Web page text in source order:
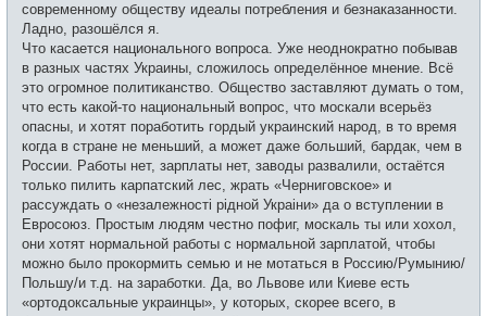
современному обществу идеалы потребления и безнаказанности.
Ладно, разошёлся я.
Что касается национального вопроса. Уже неоднократно побывав
в разных частях Украины, сложилось определённое мнение. Всё
это огромное политиканство. Общество заставляют думать о том,
что есть какой-то национальный вопрос, что москали всерьёз
опасны, и хотят поработить гордый украинский народ, в то время
когда в стране не меньший, а может даже больший, бардак, чем в
России. Работы нет, зарплаты нет, заводы развалили, остаётся
только пилить карпатский лес, жрать «Черниговское» и
рассуждать о «незалежностi рідной Украiни» да о вступлении в
Евросоюз. Простым людям честно пофиг, москаль ты или хохол,
они хотят нормальной работы с нормальной зарплатой, чтобы
можно было прокормить семью и не мотаться в Россию/Румынию/
Польшу/и т.д. на заработки. Да, во Львове или Киеве есть
«ортодоксальные украинцы», у которых, скорее всего, в